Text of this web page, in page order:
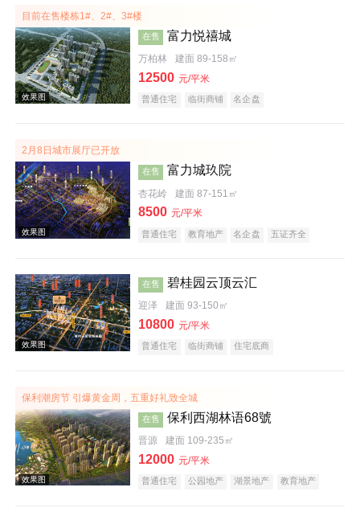
效果图
效果图
目前在售楼栋1#、2#、3#楼
效果图
在售 富力悦禧城
万柏林 建面 89-158㎡
12500 元/平米
普通住宅 临街商铺 名企盘
2月8日城市展厅已开放
在售 富力城玖院
杏花岭 建面 87-151㎡
8500 元/平米
普通住宅 教育地产 名企盘 五证齐全
在售 碧桂园云顶云汇
迎泽 建面 93-150㎡
10800 元/平米
普通住宅 临街商铺 住宅底商
保利潮房节 引爆黄金周，五重好礼致全城
在售 保利西湖林语68號
晋源 建面 109-235㎡
12000 元/平米
普通住宅 公园地产 湖景地产
教育地产